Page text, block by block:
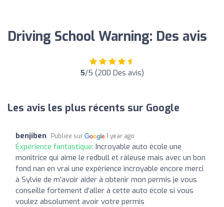
Driving School Warning: Des avis
5/5 (200 Des avis)
Les avis les plus récents sur Google
benjiben Publiée sur 1 year ago
Expérience fantastique: Incroyable auto école une
monitrice qui aime le redbull et râleuse mais avec un bon
fond nan en vrai une expérience incroyable encore merci
à Sylvie de m’avoir aider à obtenir mon permis je vous
conseille fortement d’aller à cette auto école si vous
voulez absolument avoir votre permis